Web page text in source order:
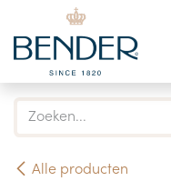
Overslaan naar inhoud
Alle producten